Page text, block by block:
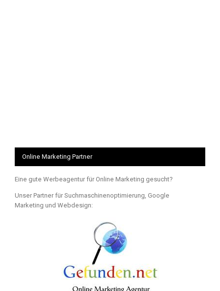
Online Marketing Partner
Eine gute Werbeagentur für Online Marketing gesucht?
Unser Partner für Suchmaschinenoptimierung, Google
Marketing und Webdesign: